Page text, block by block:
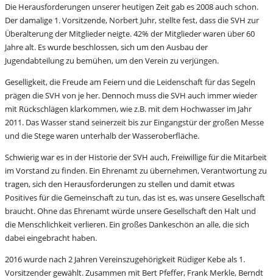
Die Herausforderungen unserer heutigen Zeit gab es 2008 auch schon.
Der damalige 1. Vorsitzende, Norbert Juhr, stellte fest, dass die SVH zur
Überalterung der Mitglieder neigte. 42% der Mitglieder waren über 60
Jahre alt. Es wurde beschlossen, sich um den Ausbau der
Jugendabteilung zu bemühen, um den Verein zu verjüngen.
Geselligkeit, die Freude am Feiern und die Leidenschaft für das Segeln
prägen die SVH von je her. Dennoch muss die SVH auch immer wieder
mit Rückschlägen klarkommen, wie z.B. mit dem Hochwasser im Jahr
2011. Das Wasser stand seinerzeit bis zur Eingangstür der großen Messe
und die Stege waren unterhalb der Wasseroberfläche.
Schwierig war es in der Historie der SVH auch, Freiwillige für die Mitarbeit
im Vorstand zu finden. Ein Ehrenamt zu übernehmen, Verantwortung zu
tragen, sich den Herausforderungen zu stellen und damit etwas
Positives für die Gemeinschaft zu tun, das ist es, was unsere Gesellschaft
braucht. Ohne das Ehrenamt würde unsere Gesellschaft den Halt und
die Menschlichkeit verlieren. Ein großes Dankeschön an alle, die sich
dabei eingebracht haben.
2016 wurde nach 2 Jahren Vereinszugehörigkeit Rüdiger Kebe als 1.
Vorsitzender gewählt. Zusammen mit Bert Pfeffer, Frank Merkle, Berndt